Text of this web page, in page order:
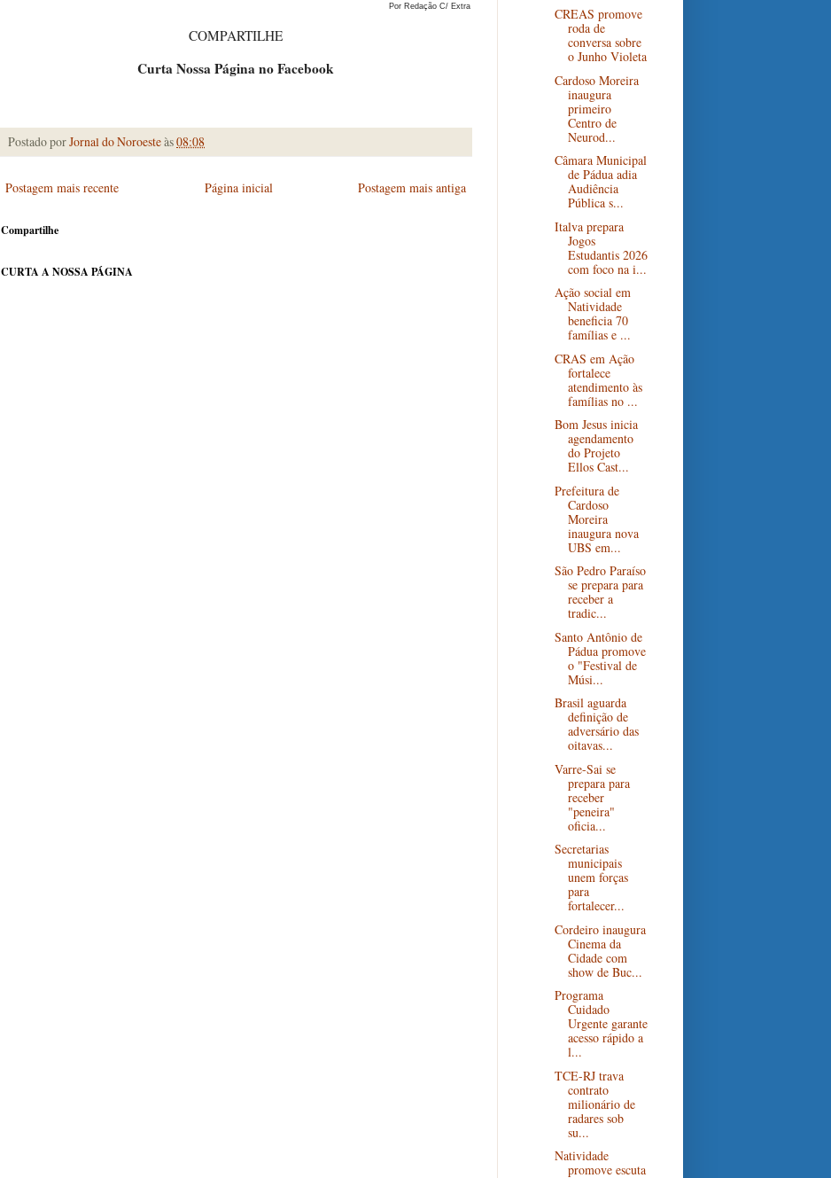
Por Redação C/ Extra
COMPARTILHE
Curta Nossa Página no Facebook
Postado porJornal do Noroesteàs08:08
Postagem mais recente Postagem mais antiga
Página inicial
Compartilhe
CURTA A NOSSA PÁGINA
CREAS promove
roda de
conversa sobre
o Junho Violeta
Cardoso Moreira
inaugura
primeiro
Centro de
Neurod...
Câmara Municipal
de Pádua adia
Audiência
Pública s...
Italva prepara
Jogos
Estudantis 2026
com foco na i...
Ação social em
Natividade
beneficia 70
famílias e ...
CRAS em Ação
fortalece
atendimento às
famílias no ...
Bom Jesus inicia
agendamento
do Projeto
Ellos Cast...
Prefeitura de
Cardoso
Moreira
inaugura nova
UBS em...
São Pedro Paraíso
se prepara para
receber a
tradic...
Santo Antônio de
Pádua promove
o "Festival de
Músi...
Brasil aguarda
definição de
adversário das
oitavas...
Varre-Sai se
prepara para
receber
"peneira"
oficia...
Secretarias
municipais
unem forças
para
fortalecer...
Cordeiro inaugura
Cinema da
Cidade com
show de Buc...
Programa
Cuidado
Urgente garante
acesso rápido a
l...
TCE-RJ trava
contrato
milionário de
radares sob
su...
Natividade
promove escuta